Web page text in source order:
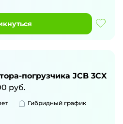
погрузчика JCB 3CX
руб.
Гибридный график